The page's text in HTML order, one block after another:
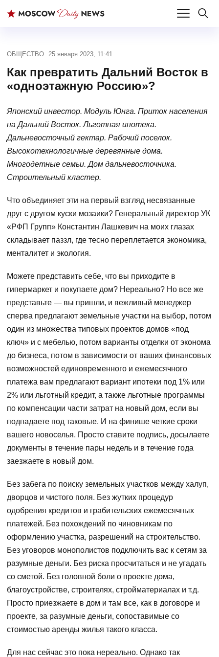
ОБЩЕСТВО 25 января 2023, 11:41
Как превратить Дальний Восток в
«одноэтажную Россию»?
Японский инвестор. Модуль Юнга. Приток населения
на Дальний Восток. Льготная ипотека.
Дальневосточный гектар. Рабочий поселок.
Высокотехнологичные деревянные дома.
Многодетные семьи. Дом дальневосточника.
Строительный кластер.
Что объединяет эти на первый взгляд несвязанные
друг с другом куски мозаики? Генеральный директор УК
«РФП Групп» Константин Лашкевич на моих глазах
складывает паззл, где тесно переплетается экономика,
менталитет и экология.
Можете представить себе, что вы приходите в
гипермаркет и покупаете дом? Нереально? Но все же
представьте — вы пришли, и вежливый менеджер
сперва предлагают земельные участки на выбор, потом
один из множества типовых проектов домов «под
ключ» и с мебелью, потом варианты отделки от эконома
до бизнеса, потом в зависимости от ваших финансовых
возможностей единовременного и ежемесячного
платежа вам предлагают вариант ипотеки под 1% или
2% или льготный кредит, а также льготные программы
по компенсации части затрат на новый дом, если вы
подпадаете под таковые. И на финише четкие сроки
вашего новоселья. Просто ставите подпись, досылаете
документы в течение пары недель и в течение года
заезжаете в новый дом.
Без забега по поиску земельных участков между халуп,
дворцов и чистого поля. Без жутких процедур
одобрения кредитов и грабительских ежемесячных
платежей. Без похождений по чиновникам по
оформлению участка, разрешений на строительство.
Без уговоров монополистов подключить вас к сетям за
разумные деньги. Без риска просчитаться и не угадать
со сметой. Без головной боли о проекте дома,
благоустройстве, строителях, стройматериалах и т.д.
Просто приезжаете в дом и там все, как в договоре и
проекте, за разумные деньги, сопоставимые со
стоимостью аренды жилья такого класса.
Для нас сейчас это пока нереально. Однако так